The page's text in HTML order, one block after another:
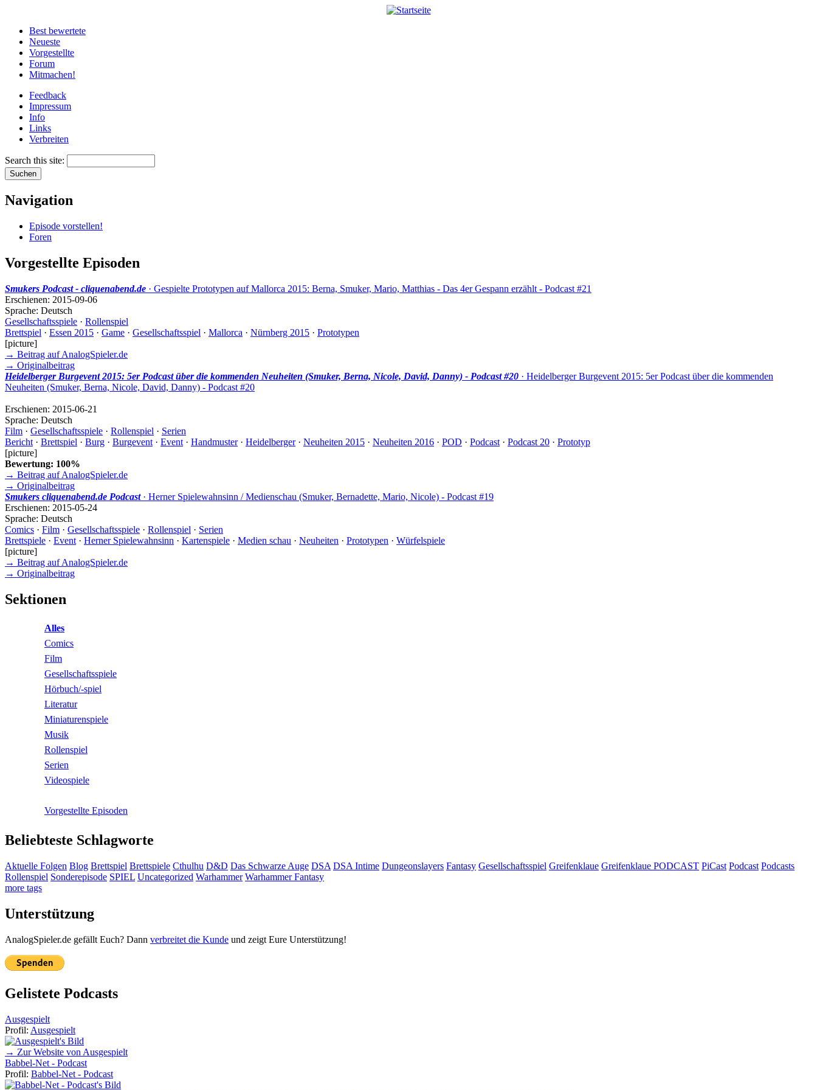
Best bewertete
Neueste
Vorgestellte
Forum
Mitmachen!
Feedback
Impressum
Info
Links
Verbreiten
Search this site:
Navigation
Episode vorstellen!
Foren
Vorgestellte Episoden
Smukers Podcast - cliquenabend.de · Gespielte Prototypen auf Mallorca 2015: Berna, Smuker, Mario, Matthias - Das 4er Gespann erzählt - Podcast #21
Erschienen: 2015-09-06
Sprache: Deutsch
Gesellschaftsspiele · Rollenspiel
Brettspiel · Essen 2015 · Game · Gesellschaftsspiel · Mallorca · Nürnberg 2015 · Prototypen
[picture]
→ Beitrag auf AnalogSpieler.de
→ Originalbeitrag
Heidelberger Burgevent 2015: 5er Podcast über die kommenden Neuheiten (Smuker, Berna, Nicole, David, Danny) - Podcast #20 · Heidelberger Burgevent 2015: 5er Podcast über die kommenden
Neuheiten (Smuker, Berna, Nicole, David, Danny) - Podcast #20
Erschienen: 2015-06-21
Sprache: Deutsch
Film · Gesellschaftsspiele · Rollenspiel · Serien
Bericht · Brettspiel · Burg · Burgevent · Event · Handmuster· Heidelberger· Neuheiten 2015 · Neuheiten 2016 · POD · Podcast · Podcast 20 · Prototyp
[picture]
Bewertung: 100%
→ Beitrag auf AnalogSpieler.de
→ Originalbeitrag
Smukers cliquenabend.de Podcast· Herner Spielewahnsinn / Medienschau (Smuker, Bernadette, Mario, Nicole) - Podcast #19
Erschienen: 2015-05-24
Sprache: Deutsch
Comics · Film · Gesellschaftsspiele · Rollenspiel · Serien
Brettspiele · Event · Herner Spielewahnsinn · Kartenspiele · Medien schau · Neuheiten · Prototypen · Würfelspiele
[picture]
→ Beitrag auf AnalogSpieler.de
→ Originalbeitrag
Sektionen
Alles
Comics
Film
Gesellschaftsspiele
Hörbuch/-spiel
Literatur
Miniaturenspiele
Musik
Rollenspiel
Serien
Videospiele
Vorgestellte Episoden
Beliebteste Schlagworte
Aktuelle Folgen Blog Brettspiel Brettspiele Cthulhu D&D Das Schwarze Auge DSA DSA Intime Dungeonslayers Fantasy Gesellschaftsspiel Greifenklaue Greifenklaue PODCAST PiCast Podcast Podcasts
Rollenspiel Sonderepisode SPIEL Uncategorized Warhammer Warhammer Fantasy
more tags
Unterstützung
AnalogSpieler.de gefällt Euch? Dann verbreitet die Kunde und zeigt Eure Unterstützung!
Gelistete Podcasts
Ausgespielt
Profil: Ausgespielt
→ Zur Website von Ausgespielt
Babbel-Net - Podcast
Profil: Babbel-Net - Podcast